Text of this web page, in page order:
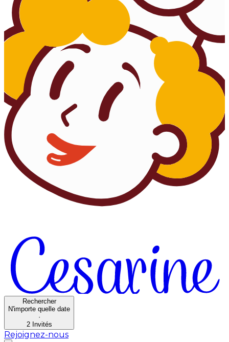
Rechercher
N'importe quelle date
·
2 Invités
Rejoignez-nous